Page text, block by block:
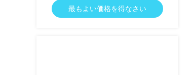
最もよい価格を得なさい